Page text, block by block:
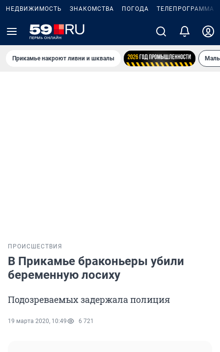
НЕДВИЖИМОСТЬ ЗНАКОМСТВА ПОГОДА ТЕЛЕПРОГРАММА
Прикамье накроют ливни и шквалы
ПРОИСШЕСТВИЯ
В Прикамье браконьеры убили
беременную лосиху
Подозреваемых задержала полиция
19 марта 2020, 10:49 6 721